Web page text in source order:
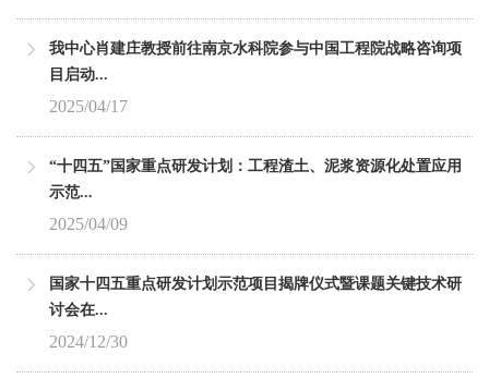
我中心肖建庄教授前往南京水科院参与中国工程院战略咨询项
目启动...
2025/04/17
“十四五”国家重点研发计划：工程渣土、泥浆资源化处置应用
示范...
2025/04/09
国家十四五重点研发计划示范项目揭牌仪式暨课题关键技术研
讨会在...
2024/12/30